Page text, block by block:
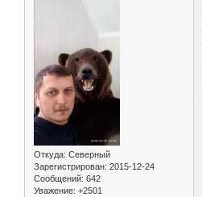
Откуда: Северный
Зарегистрирован: 2015-12-24
Сообщений: 642
Уважение: +2501